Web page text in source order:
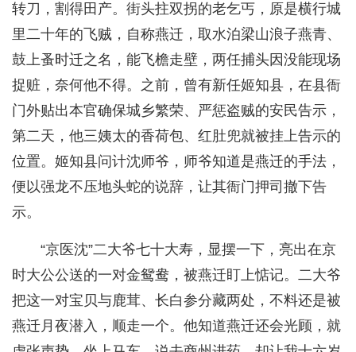
转刀，割得田产。街头拄双拐的老乞丐，原是横行城
里二十年的飞贼，自称燕迁，取水泊梁山浪子燕青、
鼓上蚤时迁之名，能飞檐走壁，两任捕头因没能现场
捉赃，奈何他不得。之前，曾有新任姬知县，在县衙
门外贴出本官确保城乡繁荣、严惩盗贼的安民告示，
第二天，他三姨太的香荷包、红肚兜就被挂上告示的
位置。姬知县问计沈师爷，师爷知道是燕迁的手法，
便以强龙不压地头蛇的说辞，让其衙门押司撤下告
示。
“京医沈”二大爷七十大寿，显摆一下，亮出在京
时大公公送的一对金鸳鸯，被燕迁盯上惦记。二大爷
把这一对宝贝与鹿茸、长白参分藏两处，不料还是被
燕迁月夜潜入，顺走一个。他知道燕迁还会光顾，就